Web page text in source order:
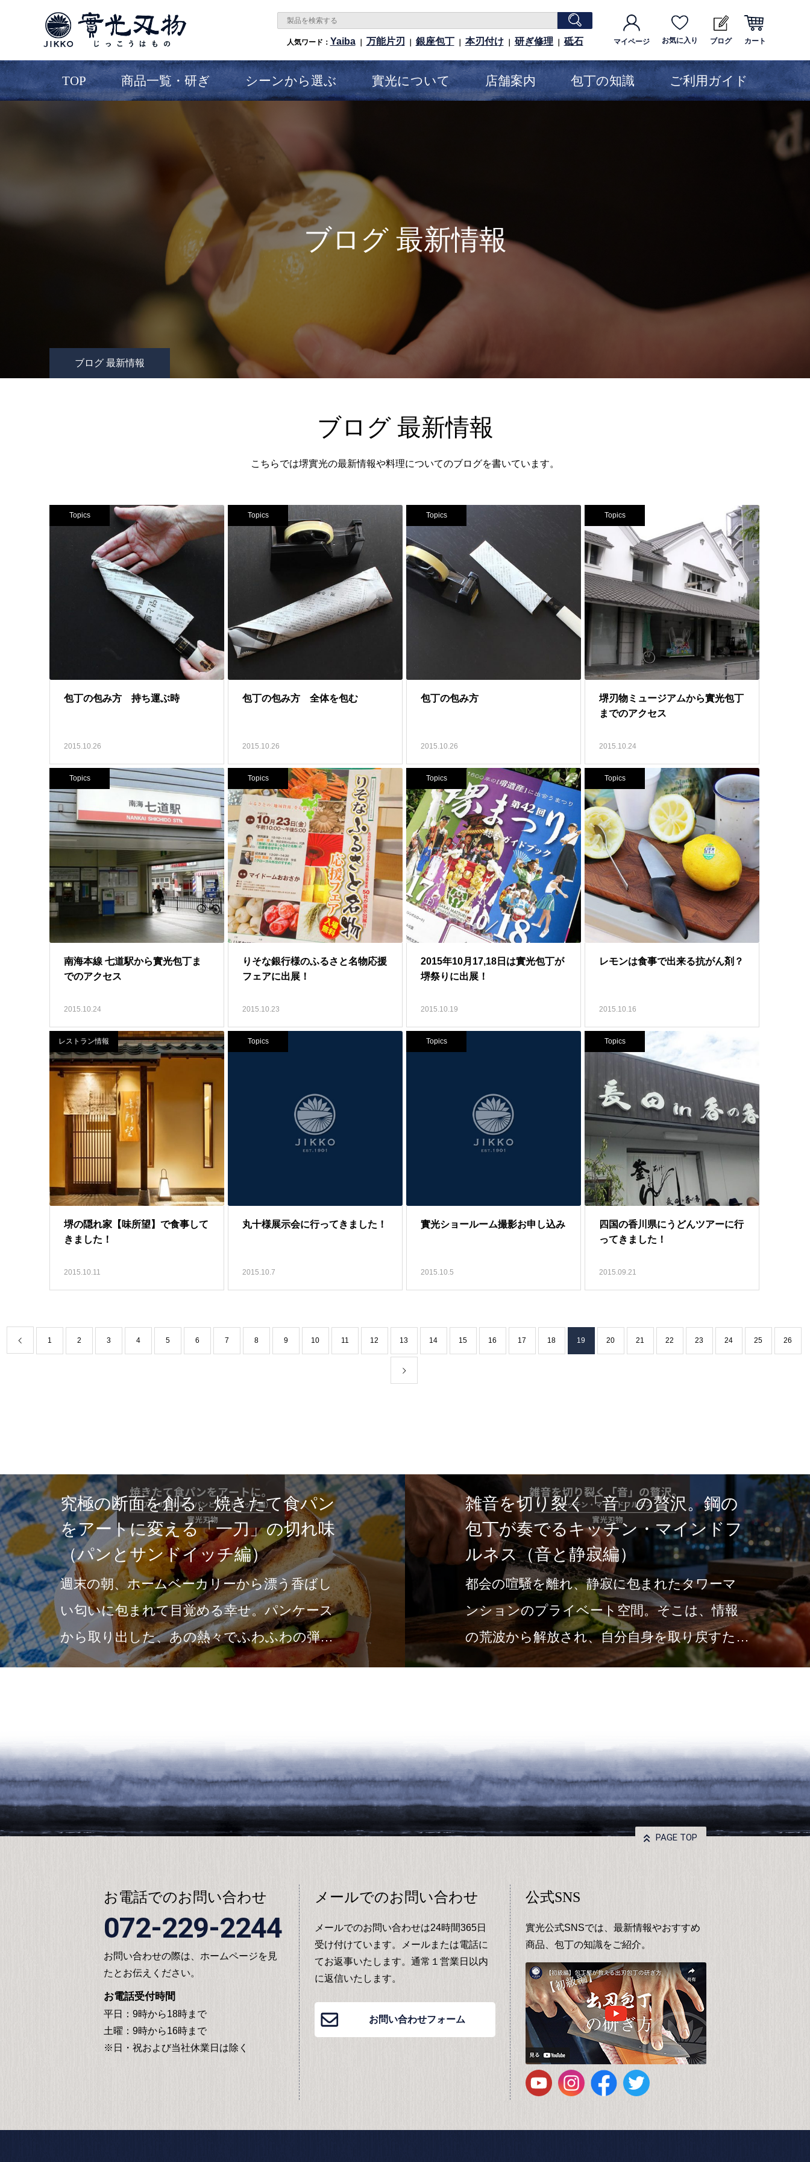
人気ワード： Yaiba｜ 万能片刃 銀座包丁 本刃付け｜ 研ぎ修理 砥石 マイページ お気に入り ブログ カート
TOP 商品一覧・研ぎ シーンから選ぶ 實光について 店舗案内 包丁の知識 ご利用ガイド
ブログ 最新情報
ブログ 最新情報
ブログ 最新情報
こちらでは堺實光の最新情報や料理についてのブログを書いています。
Topics
包丁の包み方 持ち運ぶ時
2015.10.26
Topics
包丁の包み方 全体を包む
2015.10.26
Topics
包丁の包み方
2015.10.26
Topics
堺刃物ミュージアムから實光包丁
までのアクセス
2015.10.24
Topics
南海本線 七道駅から實光包丁ま
でのアクセス
2015.10.24
Topics
りそな銀行様のふるさと名物応援
フェアに出展！
2015.10.23
Topics
2015年10月17,18日は實光包丁が
堺祭りに出展！
2015.10.19
Topics
レモンは食事で出来る抗がん剤？
2015.10.16
レストラン情報
堺の隠れ家【味所望】で食事して
きました！
2015.10.11
Topics
丸十様展示会に行ってきました！
2015.10.7
Topics
實光ショールーム撮影お申し込み
2015.10.5
Topics
四国の香川県にうどんツアーに行
ってきました！
2015.09.21
1 2 3 4 5 6 7 8 9 10 11 12 13 14 15 16 17 18 19 20 21 22 23 24 25 26
究極の断面を創る。焼きたて食パン
をアートに変える「一刀」の切れ味
（パンとサンドイッチ編）
週末の朝、ホームベーカリーから漂う香ばし
い匂いに包まれて目覚める幸せ。パンケース
から取り出した、あの熱々でふわふわの弾力
を楽しむために、最初…
雑音を切り裂く「音」の贅沢。鋼の
包丁が奏でるキッチン・マインドフ
ルネス（音と静寂編）
都会の喧騒を離れ、静寂に包まれたタワーマ
ンションのプライベート空間。そこは、情報
の荒波から解放され、自分自身を取り戻すため
の場所です。雨の気…
PAGE TOP
お電話でのお問い合わせ
072-229-2244
お問い合わせの際は、ホームページを見
たとお伝えください。
お電話受付時間
平日：9時から18時まで
土曜：9時から16時まで
※日・祝および当社休業日は除く
メールでのお問い合わせ
メールでのお問い合わせは24時間365日
受け付けています。メールまたは電話に
てお返事いたします。通常１営業日以内
に返信いたします。
お問い合わせフォーム
公式SNS
實光公式SNSでは、最新情報やおすすめ
商品、包丁の知識をご紹介。